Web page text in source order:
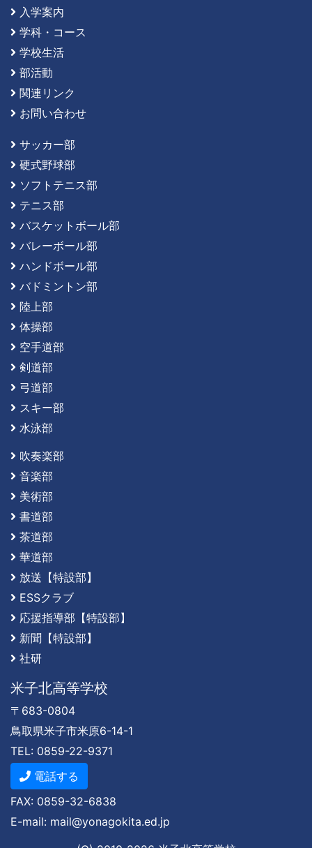
入学案内
学科・コース
学校生活
部活動
関連リンク
お問い合わせ
サッカー部
硬式野球部
ソフトテニス部
テニス部
バスケットボール部
バレーボール部
ハンドボール部
バドミントン部
陸上部
体操部
空手道部
剣道部
弓道部
スキー部
水泳部
吹奏楽部
音楽部
美術部
書道部
茶道部
華道部
放送【特設部】
ESSクラブ
応援指導部【特設部】
新聞【特設部】
社研
米子北高等学校
〒683-0804
鳥取県米子市米原6-14-1
TEL: 0859-22-9371
電話する
FAX: 0859-32-6838
E-mail: mail@yonagokita.ed.jp